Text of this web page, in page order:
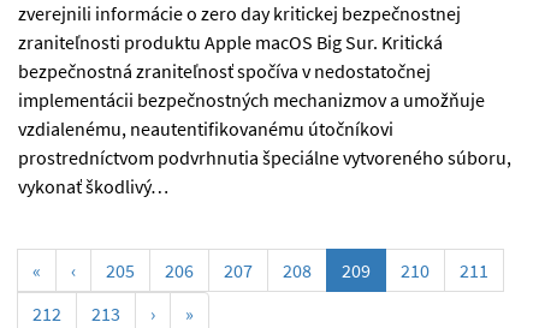
zverejnili informácie o zero day kritickej bezpečnostnej
zraniteľnosti produktu Apple macOS Big Sur. Kritická
bezpečnostná zraniteľnosť spočíva v nedostatočnej
implementácii bezpečnostných mechanizmov a umožňuje
vzdialenému, neautentifikovanému útočníkovi
prostredníctvom podvrhnutia špeciálne vytvoreného súboru,
vykonať škodlivý…
« ‹ 205 206 207 208 209(current)
210
211
212
213 › »